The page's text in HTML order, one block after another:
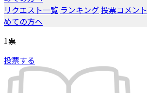
リクエスト一覧 ランキング投票コメント
めての方へ
1票
投票する